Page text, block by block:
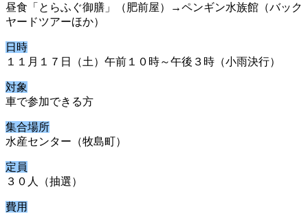
昼食「とらふぐ御膳」（肥前屋）→ペンギン水族館（バック
ヤードツアーほか）
日時
１１月１７日（土）午前１０時～午後３時（小雨決行）
対象
車で参加できる方
集合場所
水産センター（牧島町）
定員
３０人（抽選）
費用